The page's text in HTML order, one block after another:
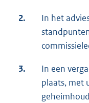
2.
In het
3.
In een
plaats, met